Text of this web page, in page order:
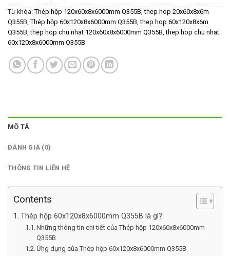
Từ khóa: Thép hộp 120x60x8x6000mm Q355B ,thep hop 20x60x8x6m
Q355B Thép hộp 60x120x8x6000mm Q355B ,thep hop 60x120x8x6m
Q355B ,thep hop chu nhat 120x60x8x6000mm Q355B ,thep hop chu nhat
60x120x8x6000mm Q355B
MÔ TẢ
ĐÁNH GIÁ (0)
THÔNG TIN LIÊN HỆ
Contents
Thép hộp 60x120x8x6000mm Q355B là gì?
Những thông tin chi tiết của Thép hộp 120x60x8x6000mm
Q355B
Ứng dụng của Thép hộp 60x120x8x6000mm Q355B